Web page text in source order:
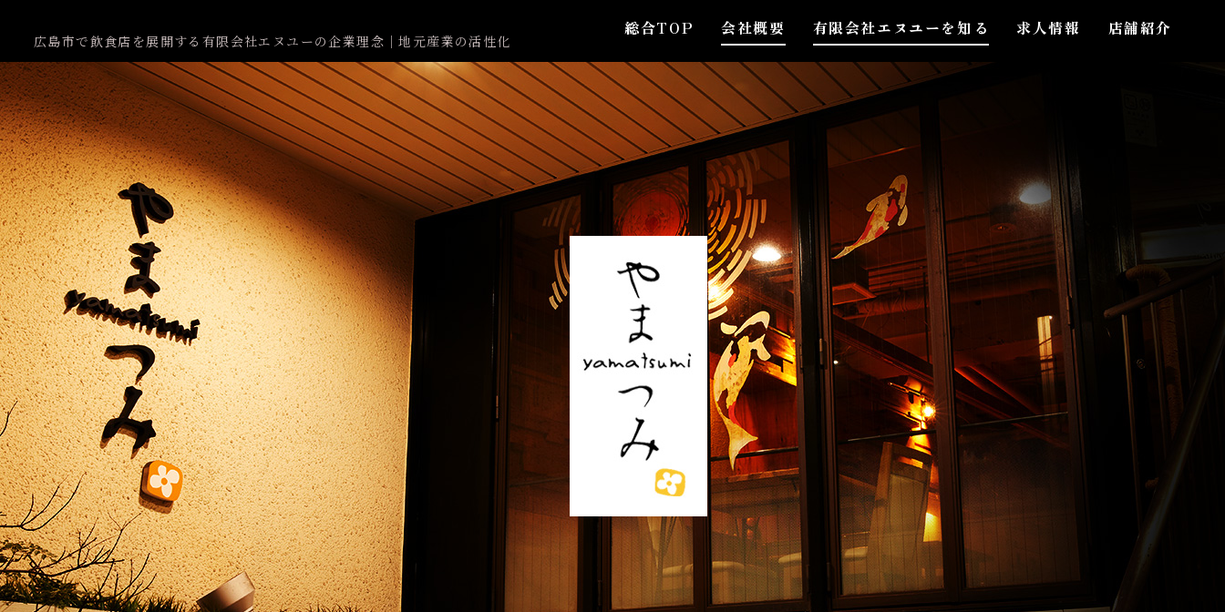
広島市で飲食店を展開する有限会社エヌユーの企業理念｜地元産業の活性化
総合TOP 会社概要 有限会社エヌユーを知る 求人情報 店舗紹介